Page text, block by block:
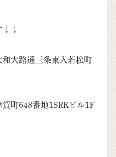
↓↓
大路通三条東入若松町
町648番地1SRKビル1F